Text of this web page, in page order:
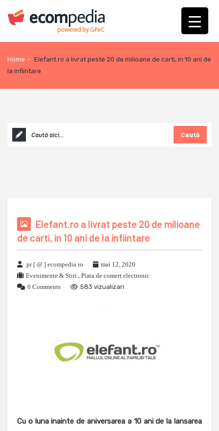
Home - Elefant.ro a livrat peste 20 de milioane de carti, in 10 ani de
la infiintare
Caută
Elefant.ro a livrat peste 20 de milioane
de carti, in 10 ani de la infiintare
pr [ @ ] ecompedia ro
mai 12, 2020
Evenimente & Stiri , Piata de comert electronic
0 Comments
583 vizualizari
Cu o luna inainte de aniversarea a 10 ani de la lansarea